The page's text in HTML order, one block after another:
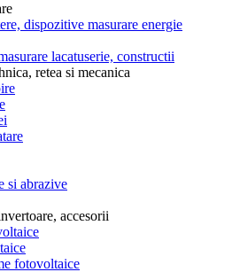
dispozitive masurare energie
lacatuserie, constructii
retea si mecanica
si abrazive
accesorii
fotovoltaice